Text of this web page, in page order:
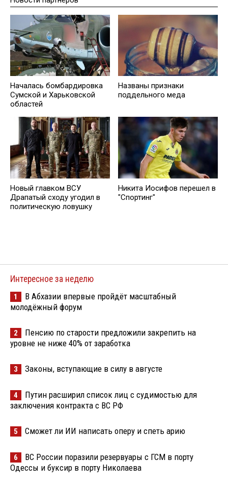
Началась бомбардировка
Сумской и Харьковской
областей
Названы признаки
поддельного меда
Новый главком ВСУ
Драпатый сходу угодил в
политическую ловушку
Никита Иосифов перешел в
"Спортинг"
Интересное за неделю
1
В Абхазии впервые пройдёт масштабный
молодёжный форум
2
Пенсию по старости предложили закрепить на
уровне не ниже 40% от заработка
3 Законы, вступающие в силу в августе
4
Путин расширил список лиц с судимостью для
заключения контракта с ВС РФ
5 Сможет ли ИИ написать оперу и спеть арию
6
ВС России поразили резервуары с ГСМ в порту
Одессы и буксир в порту Николаева